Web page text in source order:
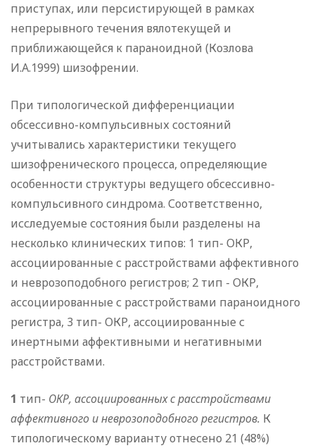
приступах, или персистирующей в рамках
непрерывного течения вялотекущей и
приближающейся к параноидной (Козлова
И.А.1999) шизофрении.
При типологической дифференциации
обсессивно-компульсивных состояний
учитывались характеристики текущего
шизофренического процесса, определяющие
особенности структуры ведущего обсессивно-
компульсивного синдрома. Соответственно,
исследуемые состояния были разделены на
несколько клинических типов: 1 тип- ОКР,
ассоциированные с расстройствами аффективного
и неврозоподобного регистров; 2 тип - ОКР,
ассоциированные с расстройствами параноидного
регистра, 3 тип- ОКР, ассоциированные с
инертными аффективными и негативными
расстройствами.
1 тип- ОКР, ассоциированных с расстройствами
аффективного и неврозоподобного регистров. К
типологическому варианту отнесено 21 (48%)